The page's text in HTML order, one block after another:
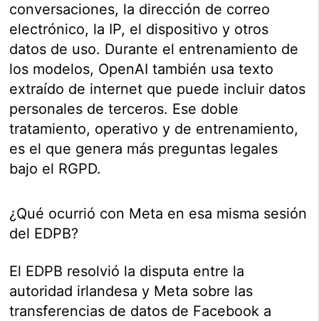
conversaciones, la dirección de correo
electrónico, la IP, el dispositivo y otros
datos de uso. Durante el entrenamiento de
los modelos, OpenAI también usa texto
extraído de internet que puede incluir datos
personales de terceros. Ese doble
tratamiento, operativo y de entrenamiento,
es el que genera más preguntas legales
bajo el RGPD.
¿Qué ocurrió con Meta en esa misma sesión
del EDPB?
El EDPB resolvió la disputa entre la
autoridad irlandesa y Meta sobre las
transferencias de datos de Facebook a